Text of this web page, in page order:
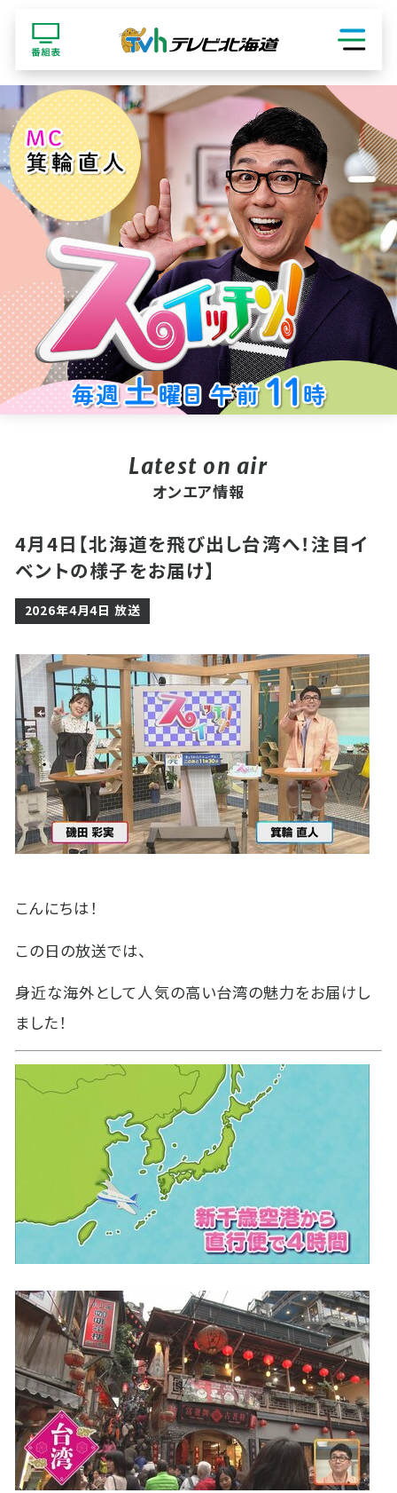
オンエア情報
4月4日【北海道を飛び出し台湾へ！注目イ
ベントの様子をお届け】
2026年4月4日 放送
こんにちは！
この日の放送では、
身近な海外として人気の高い台湾の魅力をお届けし
ました！